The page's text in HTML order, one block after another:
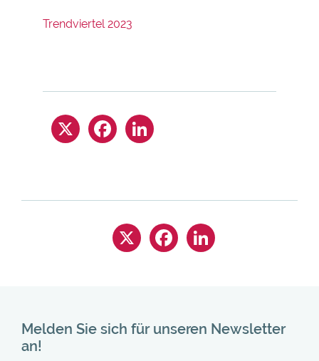
Trendviertel 2023
Melden Sie sich für unseren Newsletter
an!